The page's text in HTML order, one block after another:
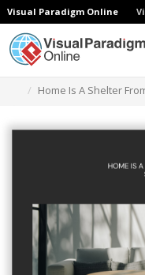
Visual Paradigm Online
Home Is A Shelter